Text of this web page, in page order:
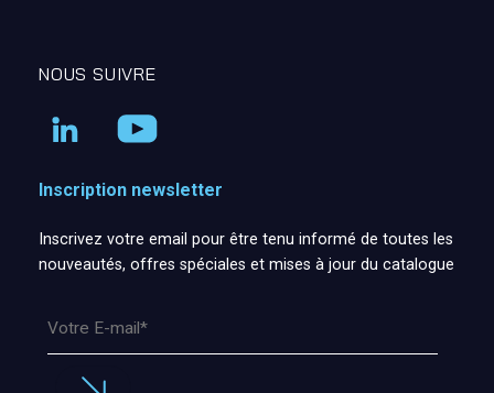
NOUS SUIVRE
Inscription newsletter
Inscrivez votre email pour être tenu informé de toutes les
nouveautés, offres spéciales et mises à jour du catalogue